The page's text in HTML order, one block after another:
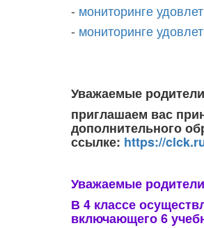
- мониторинге
- мониторинге
Уважаемые
приглашаем вас
дополнительного
ссылке: https://
Уважаемые
В 4 классе
включающего 6